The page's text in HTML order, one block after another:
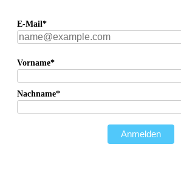
E-Mail*
Vorname*
Nachname*
Anmelden